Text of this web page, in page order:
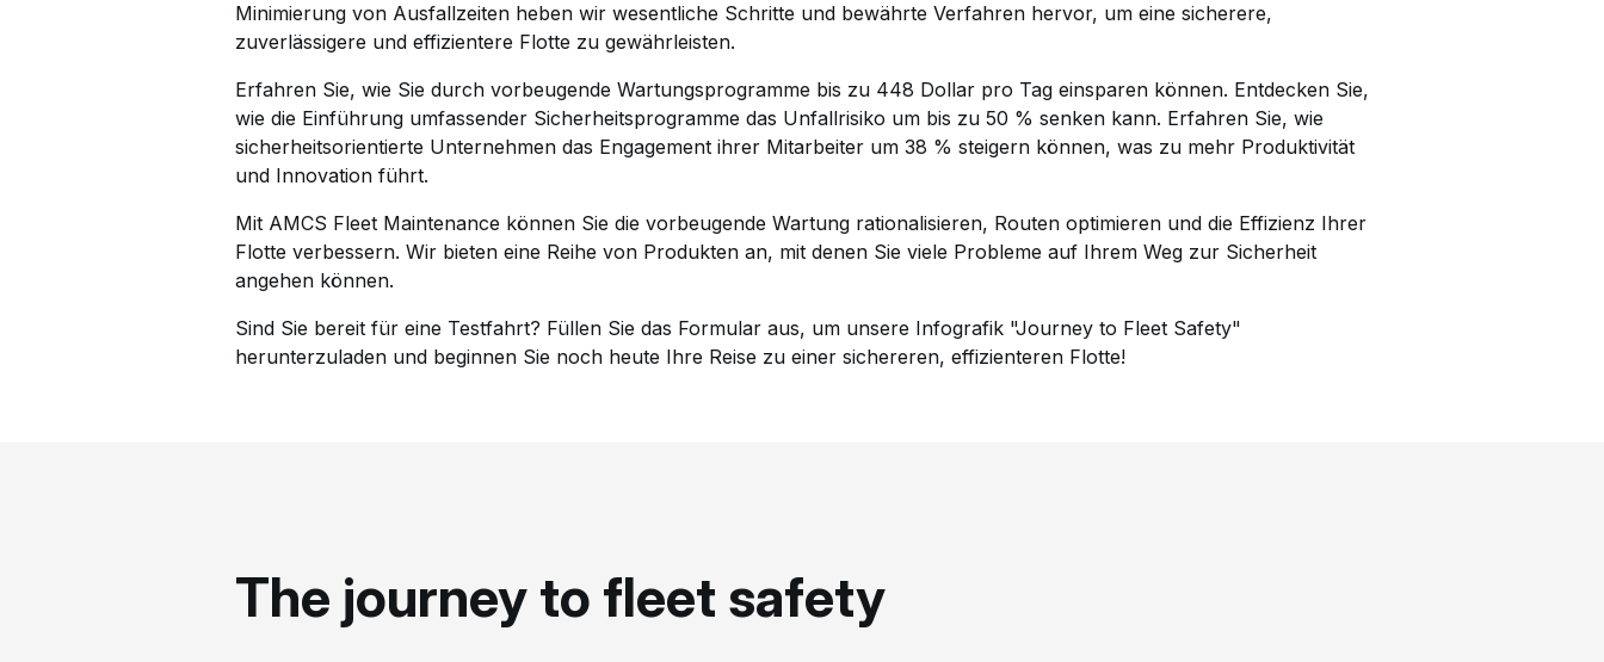
Minimierung von Ausfallzeiten heben wir wesentliche Schritte und bewährte Verfahren hervor, um eine sicherere,
zuverlässigere und effizientere Flotte zu gewährleisten.
Erfahren Sie, wie Sie durch vorbeugende Wartungsprogramme bis zu 448 Dollar pro Tag einsparen können. Entdecken Sie,
wie die Einführung umfassender Sicherheitsprogramme das Unfallrisiko um bis zu 50 % senken kann. Erfahren Sie, wie
sicherheitsorientierte Unternehmen das Engagement ihrer Mitarbeiter um 38 % steigern können, was zu mehr Produktivität
und Innovation führt.
Mit AMCS Fleet Maintenance können Sie die vorbeugende Wartung rationalisieren, Routen optimieren und die Effizienz Ihrer
Flotte verbessern. Wir bieten eine Reihe von Produkten an, mit denen Sie viele Probleme auf Ihrem Weg zur Sicherheit
angehen können.
Sind Sie bereit für eine Testfahrt? Füllen Sie das Formular aus, um unsere Infografik "Journey to Fleet Safety"
herunterzuladen und beginnen Sie noch heute Ihre Reise zu einer sichereren, effizienteren Flotte!